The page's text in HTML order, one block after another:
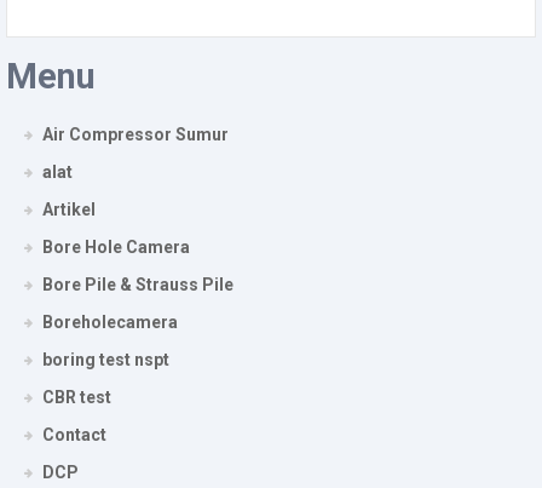
Menu
Air Compressor Sumur
alat
Artikel
Bore Hole Camera
Bore Pile & Strauss Pile
Boreholecamera
boring test nspt
CBR test
Contact
DCP